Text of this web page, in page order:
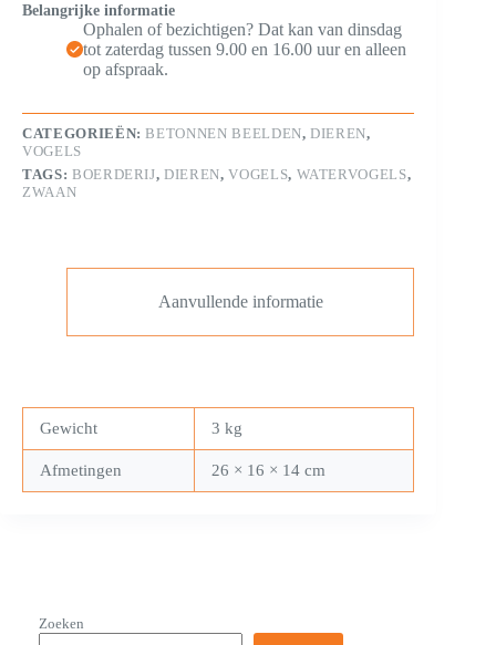
Belangrijke informatie
Ophalen of bezichtigen? Dat kan van dinsdag
tot zaterdag tussen 9.00 en 16.00 uur en alleen
op afspraak.
CATEGORIEËN:BETONNEN BEELDEN,DIEREN,
VOGELS
TAGS: BOERDERIJ,DIEREN,VOGELS, WATERVOGELS,
ZWAAN
Aanvullende informatie
Gewicht 3 kg
Afmetingen 26 × 16 × 14 cm
Zoeken